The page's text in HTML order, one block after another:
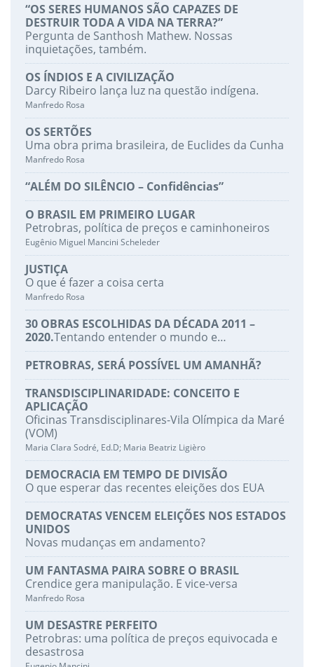
“OS SERES HUMANOS SÃO CAPAZES DE
DESTRUIR TODA A VIDA NA TERRA?”
Pergunta de Santhosh Mathew. Nossas
inquietações, também.
OS ÍNDIOS E A CIVILIZAÇÃO
Darcy Ribeiro lança luz na questão indígena.
Manfredo Rosa
OS SERTÕES
Uma obra prima brasileira, de Euclides da Cunha
Manfredo Rosa
“ALÉM DO SILÊNCIO – Confidências”
O BRASIL EM PRIMEIRO LUGAR
Petrobras, política de preços e caminhoneiros
Eugênio Miguel Mancini Scheleder
JUSTIÇA
O que é fazer a coisa certa
Manfredo Rosa
30 OBRAS ESCOLHIDAS DA DÉCADA 2011 –
2020.Tentando entender o mundo e…
PETROBRAS, SERÁ POSSÍVEL UM AMANHÃ?
TRANSDISCIPLINARIDADE: CONCEITO E
APLICAÇÃO
Oficinas Transdisciplinares-Vila Olímpica da Maré
(VOM)
Maria Clara Sodré, Ed.D; Maria Beatriz Ligièro
DEMOCRACIA EM TEMPO DE DIVISÃO
O que esperar das recentes eleições dos EUA
DEMOCRATAS VENCEM ELEIÇÕES NOS ESTADOS
UNIDOS
Novas mudanças em andamento?
UM FANTASMA PAIRA SOBRE O BRASIL
Crendice gera manipulação. E vice-versa
Manfredo Rosa
UM DESASTRE PERFEITO
Petrobras: uma política de preços equivocada e
desastrosa